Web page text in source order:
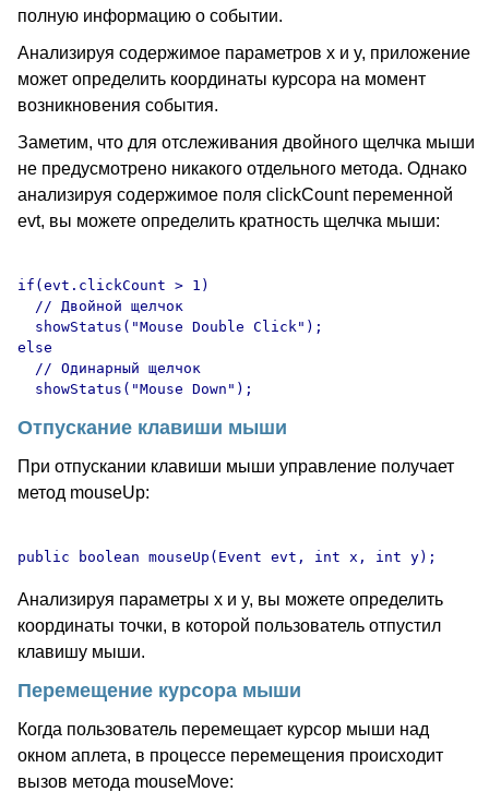
полную информацию о событии.
Анализируя содержимое параметров x и y, приложение
может определить координаты курсора на момент
возникновения события.
Заметим, что для отслеживания двойного щелчка мыши
не предусмотрено никакого отдельного метода. Однако
анализируя содержимое поля clickCount переменной
evt, вы можете определить кратность щелчка мыши:
if(evt.clickCount > 1)
  // Двойной щелчок
  showStatus("Mouse Double Click");
else
  // Одинарный щелчок
Отпускание клавиши мыши
При отпускании клавиши мыши управление получает
метод mouseUp:
Анализируя параметры x и y, вы можете определить
координаты точки, в которой пользователь отпустил
клавишу мыши.
Перемещение курсора мыши
Когда пользователь перемещает курсор мыши над
окном аплета, в процессе перемещения происходит
вызов метода mouseMove: